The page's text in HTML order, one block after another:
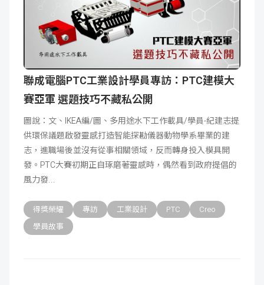
聯成電腦PTC工業設計學員專訪：PTC建模大
賽亞軍 選題技巧不藏私公開
圖說：文、IKEA編/圖、多用途水下工作載具/學員-紀建志提
供環保議題啟發靈感打造智能探勘儀器動物學系畢業的建
志，進職場後並沒有從事相關領域，反而轉身投入模具開
發。PTC大賽初期正自琢磨著靈感時，偶然看到政府提倡的
風力發
得獎榮耀 專訪 工業設計 PTC
Creo
學員故事